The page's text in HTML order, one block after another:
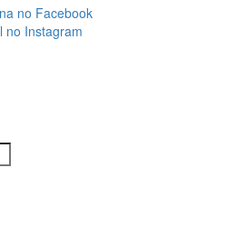
no Facebook
no Instagram